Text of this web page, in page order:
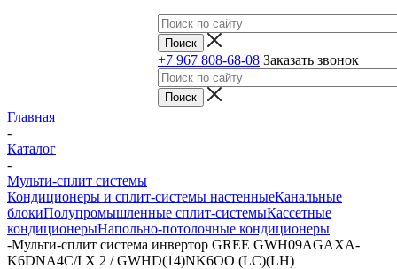
+7 967 808-68-08 Заказать звонок
Главная
-
Каталог
-
Мульти-сплит системы
Кондиционеры и сплит-системы настенныеКанальные
блокиПолупромышленные сплит-системыКассетные
кондиционерыНапольно-потолочные кондиционеры
-Мульти-сплит система инвертор GREE GWH09AGAXA-
K6DNA4C/I X 2 / GWHD(14)NK6OO (LC)(LH)